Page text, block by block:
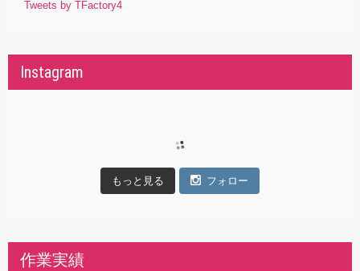
Tweets by TFactory4
Instagram
もっと見る フォロー
作業実績